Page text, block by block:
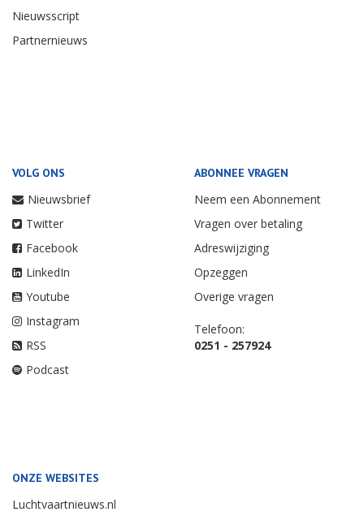
Nieuwsscript
Partnernieuws
VOLG ONS
Nieuwsbrief
Twitter
Facebook
LinkedIn
Youtube
Instagram
RSS
Podcast
ABONNEE VRAGEN
Neem een Abonnement
Vragen over betaling
Adreswijziging
Opzeggen
Overige vragen
Telefoon:
0251 - 257924
ONZE WEBSITES
Luchtvaartnieuws.nl